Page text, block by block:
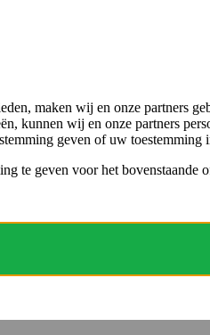
maken wij en onze partners
kunnen wij en onze partners
geven of uw
te geven voor het bovenstaande